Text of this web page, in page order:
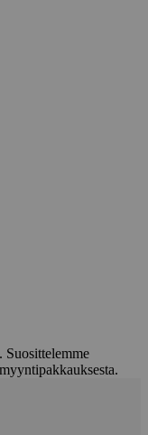
Suosittelemme